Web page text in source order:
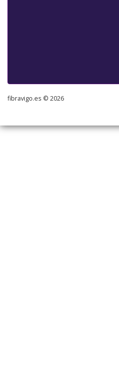
fibravigo.es © 2026